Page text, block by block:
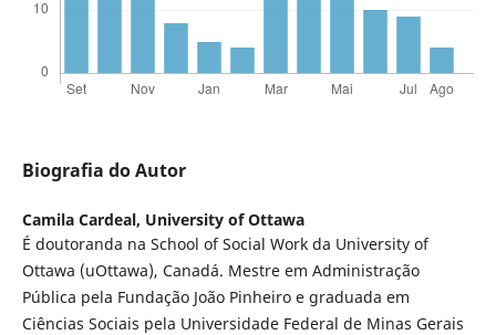
Biografia do Autor
Camila Cardeal, University of Ottawa
É doutoranda na School of Social Work da University of
Ottawa (uOttawa), Canadá. Mestre em Administração
Pública pela Fundação João Pinheiro e graduada em
Ciências Sociais pela Universidade Federal de Minas Gerais